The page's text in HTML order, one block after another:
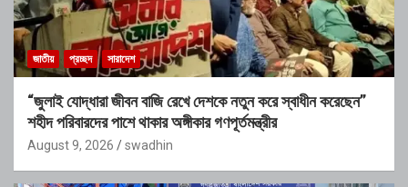
জাতীয় প্রচ্ছদ সারাদেশ
“জুলাই যোদ্ধারা জীবন বাজি রেখে দেশকে নতুন করে স্বাধীন করেছেন”
শহীদ পরিবারদের পাশে থাকার অঙ্গীকার গণপূর্তমন্ত্রীর
August 9, 2026 swadhin